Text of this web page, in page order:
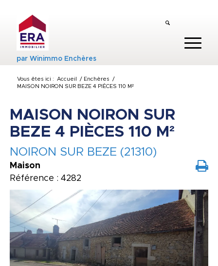
parWinimmo Enchères
Vous êtes ici : Accueil / Enchères
/
MAISON NOIRON SUR BEZE 4 PIÈCES 110 M²
MAISON NOIRON SUR
BEZE 4 PIÈCES 110 M²
NOIRON SUR BEZE (21310)
Maison
Référence : 4282